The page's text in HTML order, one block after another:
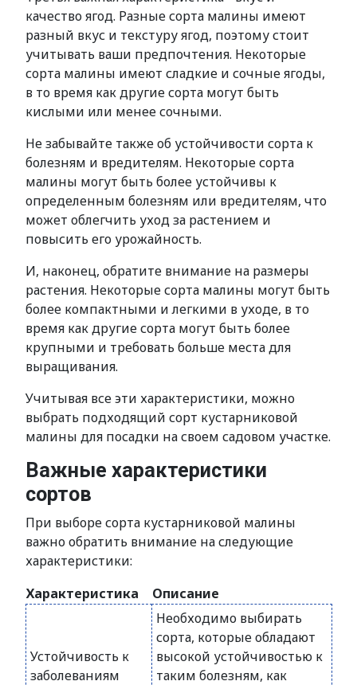
качество ягод. Разные сорта малины имеют
разный вкус и текстуру ягод, поэтому стоит
учитывать ваши предпочтения. Некоторые
сорта малины имеют сладкие и сочные ягоды,
в то время как другие сорта могут быть
кислыми или менее сочными.
Не забывайте также об устойчивости сорта к
болезням и вредителям. Некоторые сорта
малины могут быть более устойчивы к
определенным болезням или вредителям, что
может облегчить уход за растением и
повысить его урожайность.
И, наконец, обратите внимание на размеры
растения. Некоторые сорта малины могут быть
более компактными и легкими в уходе, в то
время как другие сорта могут быть более
крупными и требовать больше места для
выращивания.
Учитывая все эти характеристики, можно
выбрать подходящий сорт кустарниковой
малины для посадки на своем садовом участке.
Важные характеристики
сортов
При выборе сорта кустарниковой малины
важно обратить внимание на следующие
характеристики:
Характеристика
Описание
Устойчивость к
заболеваниям
Необходимо выбирать
сорта, которые обладают
высокой устойчивостью к
таким болезням, как